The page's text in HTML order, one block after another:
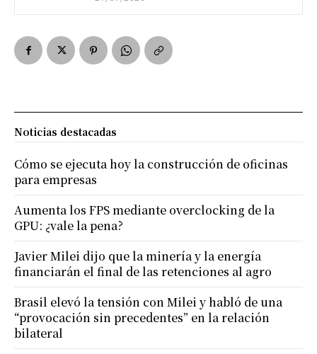
Noticias destacadas
Cómo se ejecuta hoy la construcción de oficinas
para empresas
Aumenta los FPS mediante overclocking de la
GPU: ¿vale la pena?
Javier Milei dijo que la minería y la energía
financiarán el final de las retenciones al agro
Brasil elevó la tensión con Milei y habló de una
“provocación sin precedentes” en la relación
bilateral